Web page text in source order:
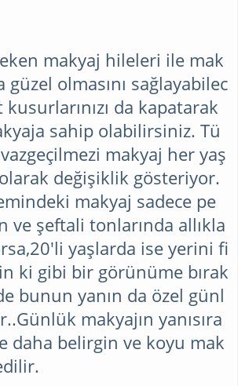
makyaj hileleri ile mak
güzel olmasını sağlayabilec
da kapatarak
a sahip olabilirsiniz. Tü
makyaj her yaş
değişiklik gösteriyor.
makyaj sadece pe
ve şeftali tonlarında allıkla
yaşlarda ise yerini fi
ki gibi bir görünüme bırak
bunun yanın da özel günl
makyajın yanısıra
daha belirgin ve koyu mak